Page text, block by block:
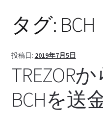
タグ: BCH
投稿日: 2019年7月5日
TREZOR
BCHを送